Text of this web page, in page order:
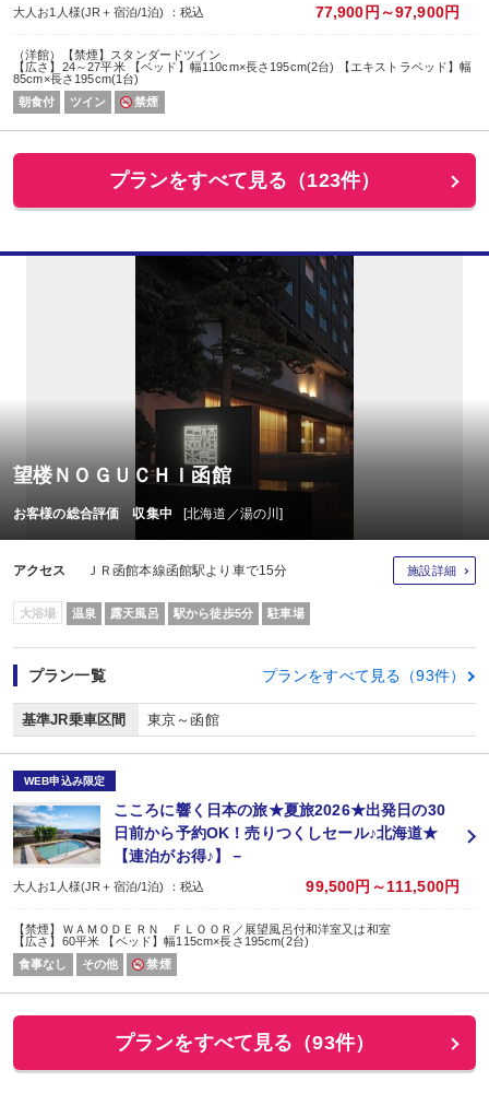
大人お1人様(JR＋宿泊/1泊) ：税込 77,900円～97,900円
（洋館）【禁煙】スタンダードツイン
【広さ】24～27平米 【ベッド】幅110cm×長さ195cm(2台) 【エキストラベッド】幅
85cm×長さ195cm(1台)
朝食付
ツイン 禁煙
プランをすべて見る（123件）
望楼ＮＯＧＵＣＨＩ函館
お客様の総合評価 収集中 [北海道／湯の川]
アクセス ＪＲ函館本線函館駅より車で15分 施設詳細
大浴場 温泉 露天風呂 駅から徒歩5分 駐車場
プラン一覧 プランをすべて見る（93件）
基準JR乗車区間 東京～函館
WEB申込み限定
こころに響く日本の旅★夏旅2026★出発日の30
日前から予約OK！売りつくしセール♪北海道★
【連泊がお得♪】－
大人お1人様(JR＋宿泊/1泊) ：税込 99,500円～111,500円
【禁煙】ＷＡＭＯＤＥＲＮ ＦＬＯＯＲ／展望風呂付和洋室又は和室
【広さ】60平米 【ベッド】幅115cm×長さ195cm(2台)
食事なし
その他 禁煙
プランをすべて見る（93件）